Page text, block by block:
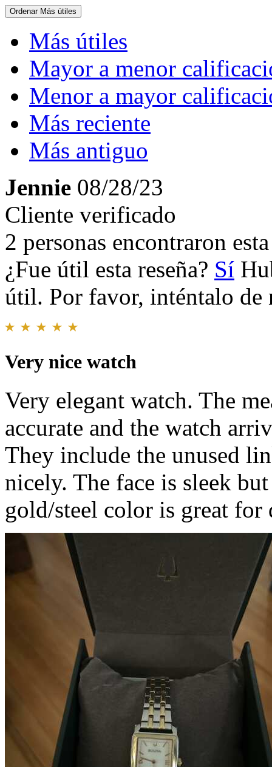
Ordenar Más útiles
Más útiles
Mayor a menor
Menor a mayor
Más reciente
Más antiguo
Jennie 08/28/23
Cliente verificado
2 personas encontraron
¿Fue útil esta reseña? Sí
útil. Por favor, inténtalo de
Very nice watch
Very elegant watch. The
accurate and the watch
They include the unused
nicely. The face is sleek
gold/steel color is great